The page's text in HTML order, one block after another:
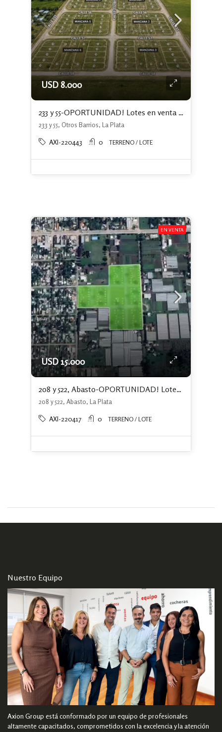
USD 8.000
233 y 55-OPORTUNIDAD! Lotes en venta en Ángel Etcheverry, La Plata. Financiación
233 y 55, Otros Barrios, La Plata
AXI-220443 0 TERRENO / LOTE
EN VENTA
USD 15.000
208 y 522, Abasto-OPORTUNIDAD! Lotes con escritura independiente y financiación
208 y 522, Abasto, La Plata
AXI-220417 0 TERRENO / LOTE
Nuestro Equipo
Axion Group está conformado por un equipo de profesionales
altamente capacitados, comprometidos con la excelencia y la atención